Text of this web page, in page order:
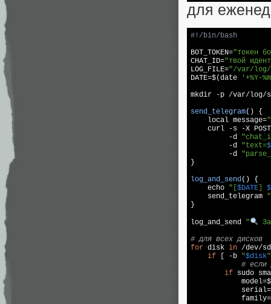
для
BOT_TOKEN="токен
CHAT_ID="твой
LOG_FILE="/var/log/
DATE=$(date
'+%Y-
mkdir -p /var/ log/
send_telegram() {
local message="
    curl
-s -X
-d
-d "text=
-d
}
log_and_send() {
echo "[ $DATE
    send_telegram
"
}
log _and_send "
# для всех дисков
for disk in /dev/
if [ -b "$disk"
# если
if sudo